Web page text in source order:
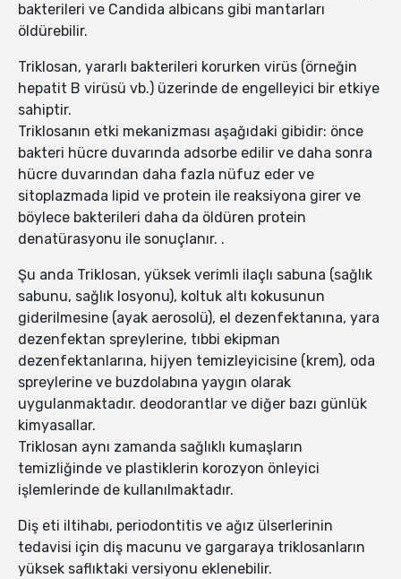
bakterileri ve Candida albicans gibi mantarları
öldürebilir.
Triklosan, yararlı bakterileri korurken virüs (örneğin
hepatit B virüsü vb.) üzerinde de engelleyici bir etkiye
sahiptir.
Triklosanın etki mekanizması aşağıdaki gibidir: önce
bakteri hücre duvarında adsorbe edilir ve daha sonra
hücre duvarından daha fazla nüfuz eder ve
sitoplazmada lipid ve protein ile reaksiyona girer ve
böylece bakterileri daha da öldüren protein
denatürasyonu ile sonuçlanır. .
Şu anda Triklosan, yüksek verimli ilaçlı sabuna (sağlık
sabunu, sağlık losyonu), koltuk altı kokusunun
giderilmesine (ayak aerosolü), el dezenfektanına, yara
dezenfektan spreylerine, tıbbi ekipman
dezenfektanlarına, hijyen temizleyicisine (krem), oda
spreylerine ve buzdolabına yaygın olarak
uygulanmaktadır. deodorantlar ve diğer bazı günlük
kimyasallar.
Triklosan aynı zamanda sağlıklı kumaşların
temizliğinde ve plastiklerin korozyon önleyici
işlemlerinde de kullanılmaktadır.
Diş eti iltihabı, periodontitis ve ağız ülserlerinin
tedavisi için diş macunu ve gargaraya triklosanların
yüksek saflıktaki versiyonu eklenebilir.